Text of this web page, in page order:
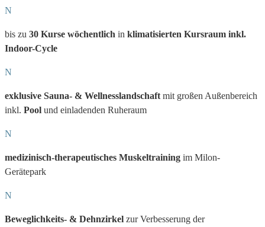
N
bis zu 30 Kurse wöchentlich in klimatisierten Kursraum inkl.
Indoor-Cycle
N
exklusive Sauna- & Wellnesslandschaft mit großen Außenbereich
inkl. Pool und einladenden Ruheraum
N
medizinisch-therapeutisches Muskeltraining im Milon-
Gerätepark
N
Beweglichkeits- & Dehnzirkel zur Verbesserung der